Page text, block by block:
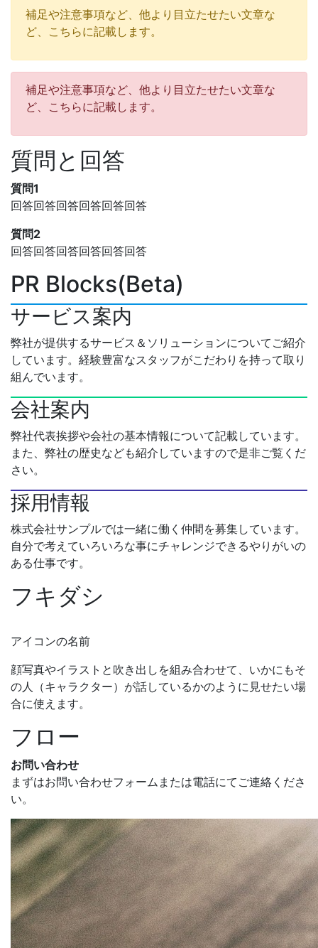
補足や注意事項など、他より目立たせたい文章な
ど、こちらに記載します。
補足や注意事項など、他より目立たせたい文章な
ど、こちらに記載します。
質問と回答
質問1
回答回答回答回答回答回答
質問2
回答回答回答回答回答回答
PR Blocks(Beta)
サービス案内
弊社が提供するサービス＆ソリューションについてご紹介
しています。経験豊富なスタッフがこだわりを持って取り
組んでいます。
会社案内
弊社代表挨拶や会社の基本情報について記載しています。
また、弊社の歴史なども紹介していますので是非ご覧くだ
さい。
採用情報
株式会社サンプルでは一緒に働く仲間を募集しています。
自分で考えていろいろな事にチャレンジできるやりがいの
ある仕事です。
フキダシ
アイコンの名前
顔写真やイラストと吹き出しを組み合わせて、いかにもそ
の人（キャラクター）が話しているかのように見せたい場
合に使えます。
フロー
お問い合わせ
まずはお問い合わせフォーム または電話にてご連絡くださ
い。